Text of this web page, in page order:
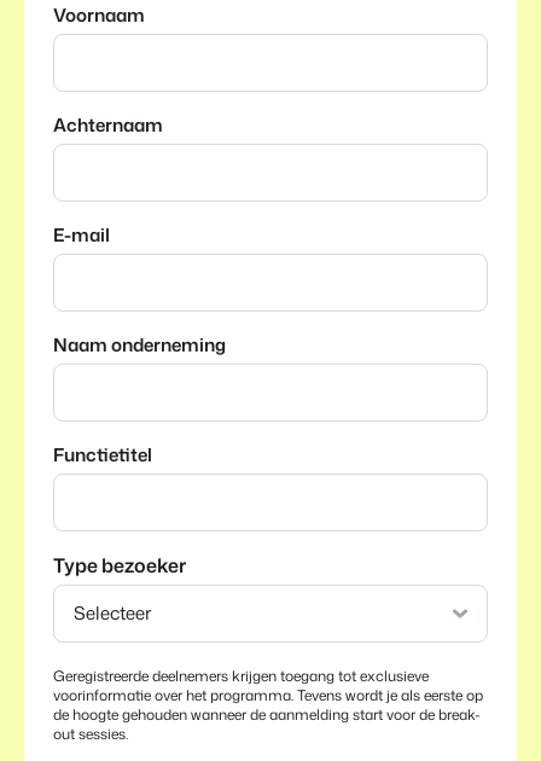
Voornaam
Achternaam
E-mail
Naam onderneming
Functietitel
Type bezoeker
Geregistreerde deelnemers krijgen toegang tot exclusieve
voorinformatie over het programma. Tevens wordt je als eerste op
de hoogte gehouden wanneer de aanmelding start voor de break-
out sessies.